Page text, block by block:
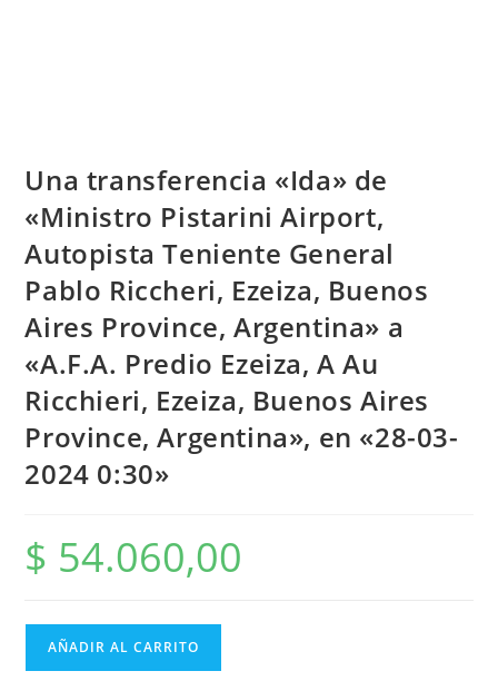
Una transferencia «Ida» de
«Ministro Pistarini Airport,
Autopista Teniente General
Pablo Riccheri, Ezeiza, Buenos
Aires Province, Argentina» a
«A.F.A. Predio Ezeiza, A Au
Ricchieri, Ezeiza, Buenos Aires
Province, Argentina», en «28-03-
2024 0:30»
$ 54.060,00
AÑADIR AL CARRITO